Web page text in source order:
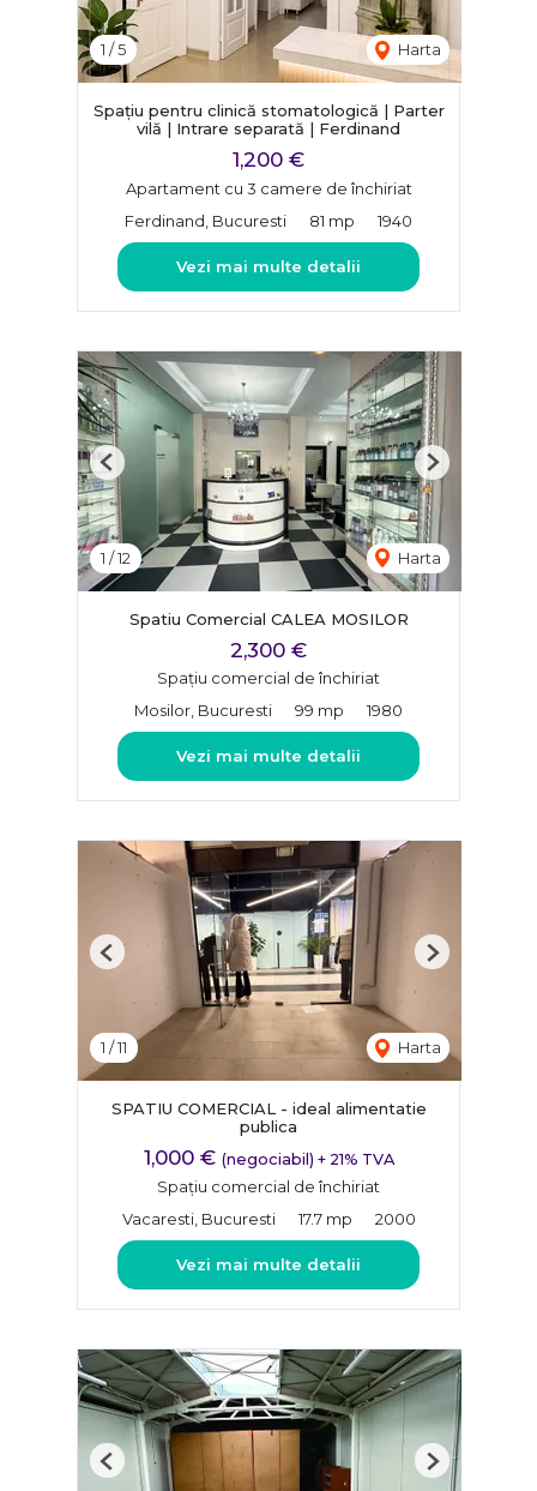
1 /5 Harta
Spațiu pentru clinică stomatologică | Parter
vilă | Intrare separată | Ferdinand
1,200 €
Apartament cu 3 camere de închiriat
Ferdinand, Bucuresti
81 mp 1940
Vezi mai multe detalii
1 /12 Harta
Previous Next
Spatiu Comercial CALEA MOSILOR
2,300 €
Spațiu comercial de închiriat
Mosilor, Bucuresti
99 mp 1980
Vezi mai multe detalii
1 /11 Harta
Previous Next
SPATIU COMERCIAL - ideal alimentatie
publica
1,000 € (negociabil) + 21% TVA
Spațiu comercial de închiriat
Vacaresti, Bucuresti
17.7 mp 2000
Vezi mai multe detalii
Previous Next